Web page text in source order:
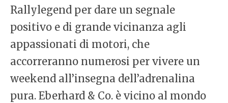
Rallylegend per dare un segnale
positivo e di grande vicinanza agli
appassionati di motori, che
accorreranno numerosi per vivere un
weekend all’insegna dell’adrenalina
pura. Eberhard & Co. è vicino al mondo